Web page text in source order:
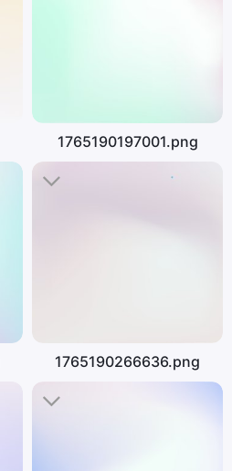
1765190197001.png
1765190266636.png